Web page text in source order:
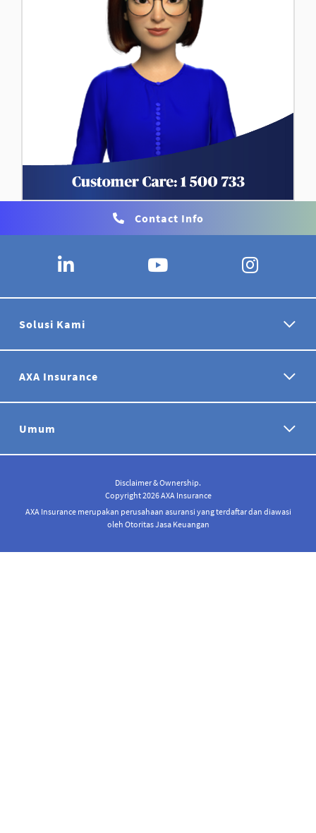
Contact Info
Solusi Kami
AXA Insurance
Umum
Disclaimer & Ownership.
Copyright 2026 AXA Insurance
AXA Insurance merupakan perusahaan asuransi yang terdaftar dan diawasi
oleh Otoritas Jasa Keuangan